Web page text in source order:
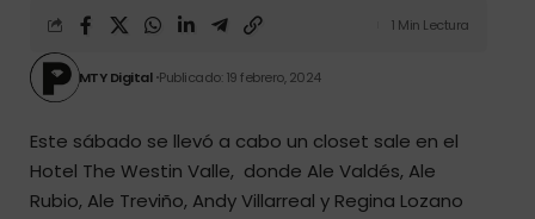
MTY Digital Publicado: 19 febrero, 2024
1 Min Lectura
Este sábado se llevó a cabo un closet sale en el
Hotel The Westin Valle, donde Ale Valdés, Ale
Rubio, Ale Treviño, Andy Villarreal y Regina Lozano